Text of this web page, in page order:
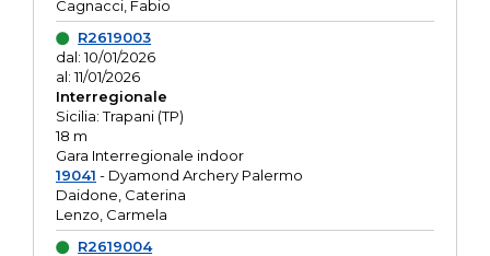
Cagnacci, Fabio
R2619003
dal: 10/01/2026
al: 11/01/2026
Interregionale
Sicilia: Trapani (TP)
18 m
Gara Interregionale indoor
19041 - Dyamond Archery Palermo
Daidone, Caterina
Lenzo, Carmela
R2619004